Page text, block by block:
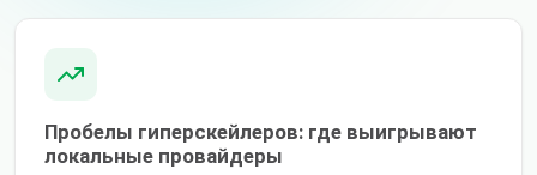
Пробелы гиперскейлеров: где выигрывают
локальные провайдеры